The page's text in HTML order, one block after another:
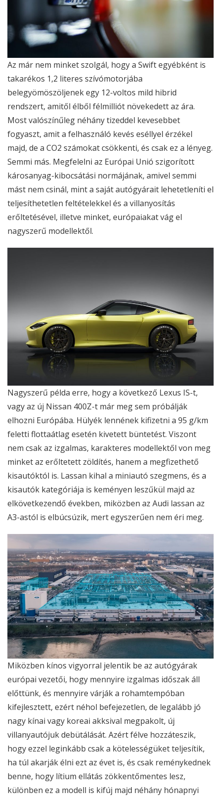
Az már nem minket szolgál, hogy a Swift egyébként is
takarékos 1,2 literes szívómotorjába
belegyömöszöljenek egy 12-voltos mild hibrid
rendszert, amitől élből félmilliót növekedett az ára.
Most valószínűleg néhány tizeddel kevesebbet
fogyaszt, amit a felhasználó kevés eséllyel érzékel
majd, de a CO2 számokat csökkenti, és csak ez a lényeg.
Semmi más. Megfelelni az Európai Unió szigorított
károsanyag-kibocsátási normájának, amivel semmi
mást nem csinál, mint a saját autógyárait lehetetleníti el
teljesíthetetlen feltételekkel és a villanyosítás
erőltetésével, illetve minket, európaiakat vág el
nagyszerű modellektől.
Nagyszerű példa erre, hogy a következő Lexus IS-t,
vagy az új Nissan 400Z-t már meg sem próbálják
elhozni Európába. Hülyék lennének kifizetni a 95 g/km
feletti flottaátlag esetén kivetett büntetést. Viszont
nem csak az izgalmas, karakteres modellektől von meg
minket az erőltetett zöldítés, hanem a megfizethető
kisautóktól is. Lassan kihal a miniautó szegmens, és a
kisautók kategóriája is keményen leszűkül majd az
elkövetkezendő években, miközben az Audi lassan az
A3-astól is elbúcsúzik, mert egyszerűen nem éri meg.
Miközben kínos vigyorral jelentik be az autógyárak
európai vezetői, hogy mennyire izgalmas időszak áll
előttünk, és mennyire várják a rohamtempóban
kifejlesztett, ezért néhol befejezetlen, de legalább jó
nagy kínai vagy koreai akksival megpakolt, új
villanyautójuk debütálását. Azért félve hozzáteszik,
hogy ezzel leginkább csak a kötelességüket teljesítik,
ha túl akarják élni ezt az évet is, és csak reménykednek
benne, hogy lítium ellátás zökkentőmentes lesz,
különben ez a modell is kifúj majd néhány hónapnyi